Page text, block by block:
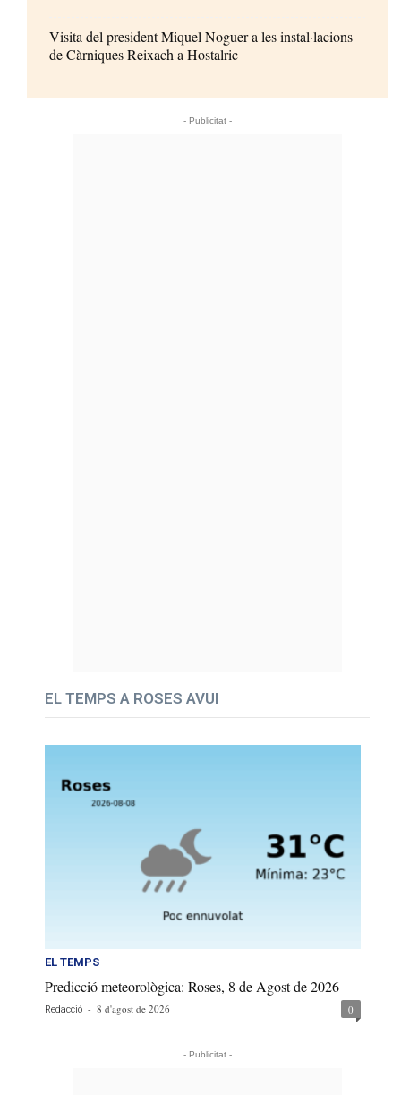
Visita del president Miquel Noguer a les instal·lacions
de Càrniques Reixach a Hostalric
- Publicitat -
EL TEMPS A ROSES AVUI
EL TEMPS
Predicció meteorològica: Roses, 8 de Agost de 2026
Redacció - 8 d'agost de 2026 0
- Publicitat -